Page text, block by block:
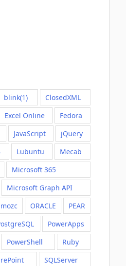
blink(1)
ClosedXML
Excel Online
Fedora
JavaScript
jQuery
Lubuntu
Mecab
Microsoft 365
Microsoft Graph API
mozc ORACLE
PEAR
PowerApps
PowerShell
Ruby
SQLServer